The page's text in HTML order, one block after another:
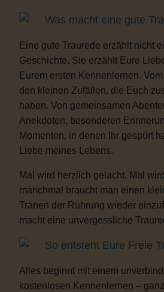
Was macht eine gute
Eine gute Traurede erzählt nicht
Geschichte. Sie erzählt Eure
Eurem ersten Kennenlernen.
den kleinen Zufällen, die Euch
haben. Von gemeinsamen
Anekdoten, besonderen
Momenten, in denen Ihr gespürt
Liebe meines Lebens.
Mal wird herzlich gelacht. Mal
manchmal braucht man einen
Tränen der Rührung wieder
macht eine unvergessliche
So entsteht Eure Freie
Alles beginnt mit einem
kostenlosen Kennenlernen –